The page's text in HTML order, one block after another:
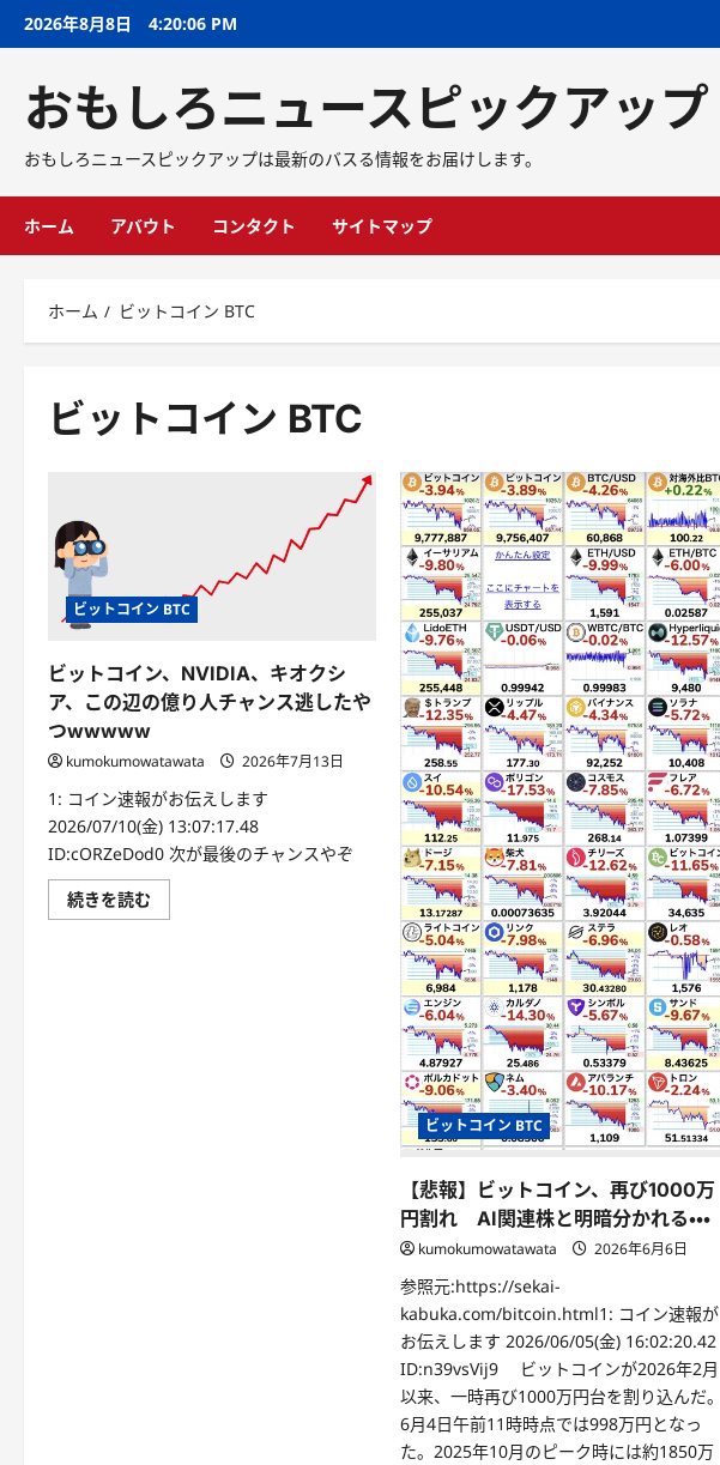
2026年8月8日 4:20:07 PM
おもしろニュースピックアップ
おもしろニュースピックアップは最新のバスる情報をお届けします。
ホーム アバウト コンタクト サイトマップ
ホーム ビットコイン BTC
ビットコイン BTC
ビットコイン BTC
ビットコイン、NVIDIA、キオクシ
ア、この辺の億り人チャンス逃したや
つwwwww
kumokumowatawata 2026年7月13日
1: コイン速報がお伝えします
2026/07/10(金) 13:07:17.48
ID:cORZeDod0 次が最後のチャンスやぞ
続きを読む
ビットコイン BTC
【悲報】ビットコイン、再び1000万
円割れ AI関連株と明暗分かれる・・・
kumokumowatawata 2026年6月6日
参照元:https://sekai-
kabuka.com/bitcoin.html1: コイン速報が
お伝えします 2026/06/05(金) 16:02:20.42
ID:n39vsVij9 ビットコインが2026年2月
以来、一時再び1000万円台を割り込んだ。
6月4日午前11時時点では998万円となっ
た。2025年10月のピーク時には約1850万